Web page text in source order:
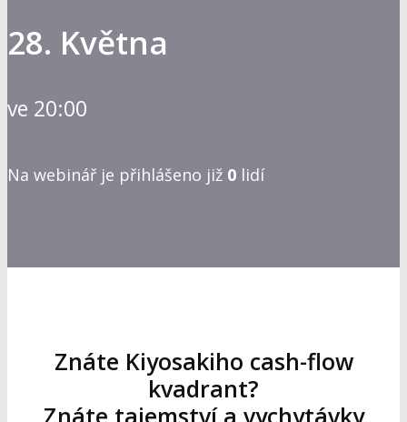
28. Května
ve 20:00
Na webinář je přihlášeno již 0 lidí
Znáte Kiyosakiho cash-flow
kvadrant?
Znáte tajemství a vychytávky